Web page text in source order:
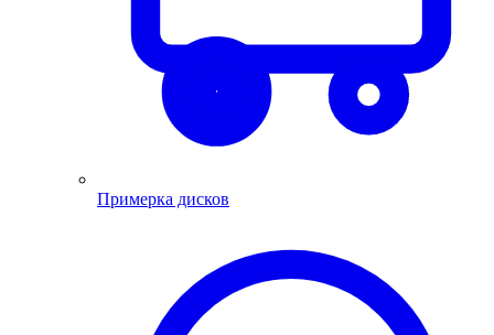
Примерка дисков